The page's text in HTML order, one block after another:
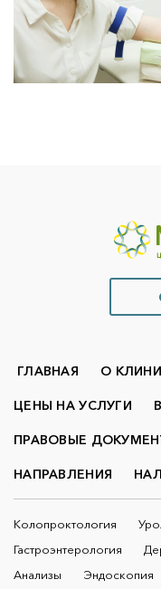
ГЛАВНАЯ О
ЦЕНЫ НА УСЛУГИ
ПРАВОВЫЕ
НАПРАВЛЕНИЯ
Колопроктология
Гастроэнтерология
Анализы
Эндоскопия